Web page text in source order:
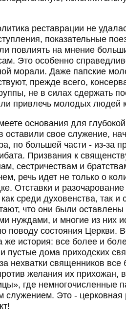
реставрации не
показательные
повлиять на мнение
Это особенно
морали. Даже папские
прежде всего,
не в силах сдержать
привлечь молодых людей
основания для
оставили свое служение,
по большей части - из-за
Призвания к
сестричествам и
речь идет не только о
Отставки и
среди духовенства, так и
что они были оставлены
нуждами, и многие из них
поводу состояния Церкви.
же история: все более и
пустые дома приходских
нехватки священников
желания их прихожан,
где немногочисленные
служением. Это -